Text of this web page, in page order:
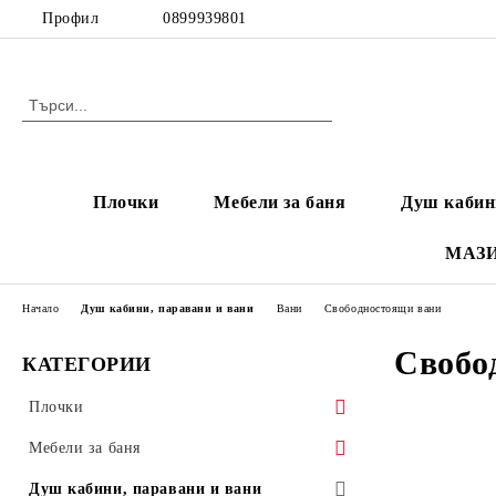
Профил 0899939801
Плочки Мебели за баня Душ
КАТЕГОРИИ
Плочки
Плочки за баня
Фаянс тип МРАМОР
Гранитогрес
Мебели за баня
Шкафове за баня
Душ кабини, паравани и вани
Начало Душ кабини, паравани и вани Вани Свободностоящи вани